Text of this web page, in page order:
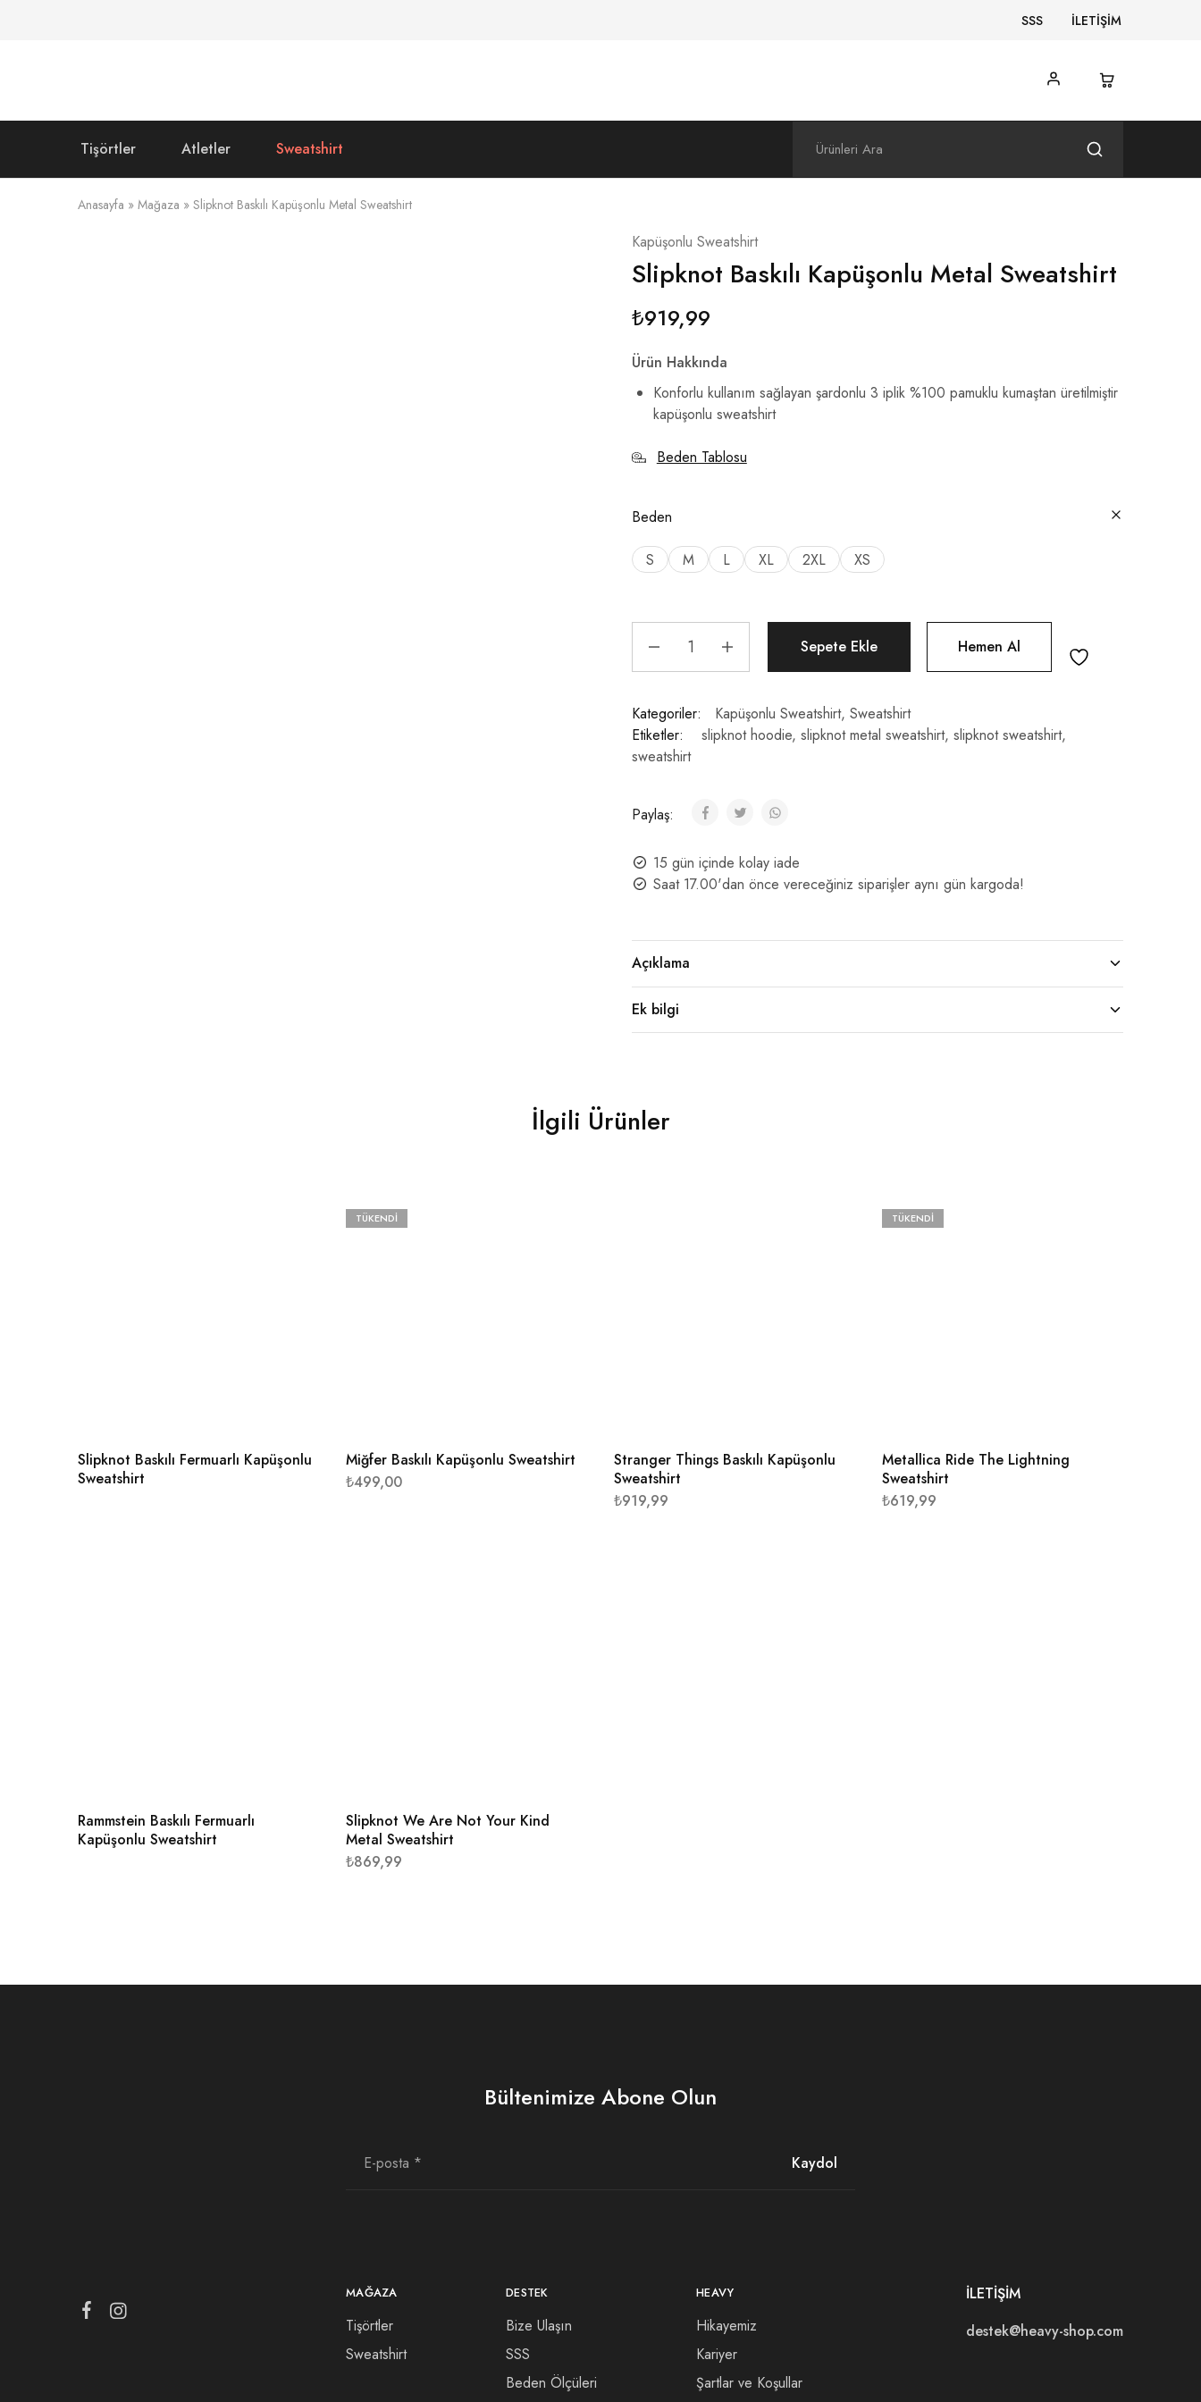
SSS İLETİŞİM
Tişörtler Atletler Sweatshirt
Anasayfa » Mağaza » Slipknot Baskılı Kapüşonlu Metal Sweatshirt
Kapüşonlu Sweatshirt
Slipknot Baskılı Kapüşonlu Metal Sweatshirt
₺919,99
Ürün Hakkında
Konforlu kullanım sağlayan şardonlu 3 iplik %100 pamuklu kumaştan üretilmiştir
kapüşonlu sweatshirt
Beden Tablosu
Beden
S M L XL 2XL XS
Sepete Ekle Hemen Al
Kategoriler: Kapüşonlu Sweatshirt, Sweatshirt
Etiketler:
slipknot hoodie, slipknot metal sweatshirt, slipknot sweatshirt,
sweatshirt
Paylaş:
15 gün içinde kolay iade
Saat 17.00'dan önce vereceğiniz siparişler aynı gün kargoda!
Açıklama
Ek bilgi
İlgili Ürünler
Slipknot Baskılı Fermuarlı Kapüşonlu
Sweatshirt
TÜKENDI
Miğfer Baskılı Kapüşonlu Sweatshirt
₺499,00
Stranger Things Baskılı Kapüşonlu
Sweatshirt
₺919,99
TÜKENDI
Metallica Ride The Lightning
Sweatshirt
₺619,99
Rammstein Baskılı Fermuarlı
Kapüşonlu Sweatshirt
Slipknot We Are Not Your Kind
Metal Sweatshirt
₺869,99
Bültenimize Abone Olun
MAĞAZA
Tişörtler
Sweatshirt
DESTEK
Bize Ulaşın
SSS
Beden Ölçüleri
HEAVY
Hikayemiz
Kariyer
Şartlar ve Koşullar
İLETİŞİM
destek@heavy-shop.com